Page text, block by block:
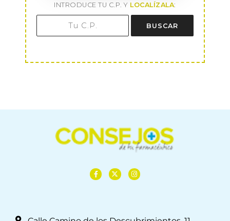
INTRODUCE TU C.P. Y LOCALÍZALA:
BUSCAR